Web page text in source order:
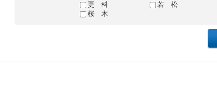
更 科
若 松
桜 木